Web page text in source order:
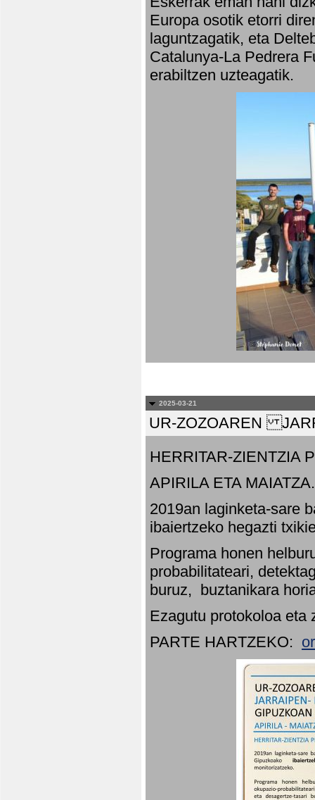
Europa osotik etorri
laguntzagatik, eta
Catalunya-La Pedrera
erabiltzen uzteagatik.
2025-03-21
UR-ZOZOAREN
HERRITAR-ZIENTZIA
APIRILA ETA MAIATZA.
2019an laginketa-sare
ibaiertzeko hegazti
Programa honen
probabilitateari,
buruz, buztanikara
Ezagutu protokoloa eta
PARTE HARTZEKO: